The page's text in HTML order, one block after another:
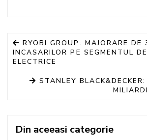
RYOBI GROUP: MAJORARE DE
INCASARILOR PE SEGMENTUL
ELECTRICE
STANLEY
Din aceeasi categorie